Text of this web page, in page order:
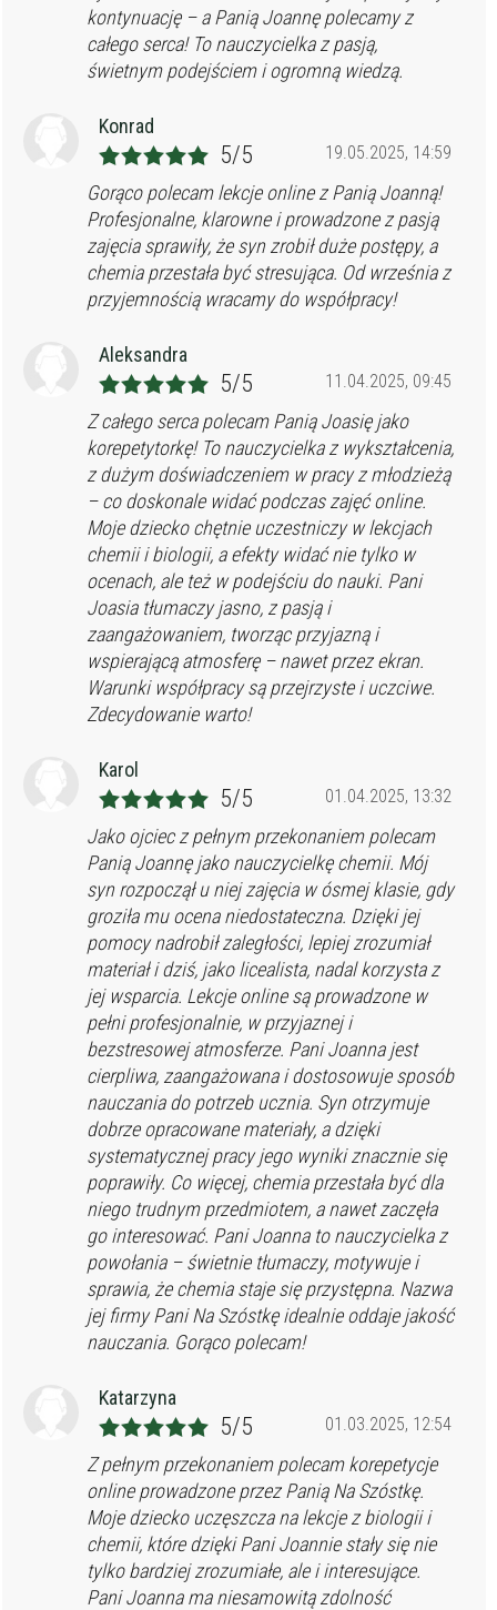
kontynuację – a Panią Joannę polecamy z
całego serca! To nauczycielka z pasją,
świetnym podejściem i ogromną wiedzą.
Konrad
19.05.2025, 14:59
5/5
Gorąco polecam lekcje online z Panią Joanną!
Profesjonalne, klarowne i prowadzone z pasją
zajęcia sprawiły, że syn zrobił duże postępy, a
chemia przestała być stresująca. Od września z
przyjemnością wracamy do współpracy!
Aleksandra
11.04.2025, 09:45
5/5
Z całego serca polecam Panią Joasię jako
korepetytorkę! To nauczycielka z wykształcenia,
z dużym doświadczeniem w pracy z młodzieżą
– co doskonale widać podczas zajęć online.
Moje dziecko chętnie uczestniczy w lekcjach
chemii i biologii, a efekty widać nie tylko w
ocenach, ale też w podejściu do nauki. Pani
Joasia tłumaczy jasno, z pasją i
zaangażowaniem, tworząc przyjazną i
wspierającą atmosferę – nawet przez ekran.
Warunki współpracy są przejrzyste i uczciwe.
Zdecydowanie warto!
Karol
01.04.2025, 13:32
5/5
Jako ojciec z pełnym przekonaniem polecam
Panią Joannę jako nauczycielkę chemii. Mój
syn rozpoczął u niej zajęcia w ósmej klasie, gdy
groziła mu ocena niedostateczna. Dzięki jej
pomocy nadrobił zaległości, lepiej zrozumiał
materiał i dziś, jako licealista, nadal korzysta z
jej wsparcia. Lekcje online są prowadzone w
pełni profesjonalnie, w przyjaznej i
bezstresowej atmosferze. Pani Joanna jest
cierpliwa, zaangażowana i dostosowuje sposób
nauczania do potrzeb ucznia. Syn otrzymuje
dobrze opracowane materiały, a dzięki
systematycznej pracy jego wyniki znacznie się
poprawiły. Co więcej, chemia przestała być dla
niego trudnym przedmiotem, a nawet zaczęła
go interesować. Pani Joanna to nauczycielka z
powołania – świetnie tłumaczy, motywuje i
sprawia, że chemia staje się przystępna. Nazwa
jej firmy Pani Na Szóstkę idealnie oddaje jakość
nauczania. Gorąco polecam!
Katarzyna
01.03.2025, 12:54
5/5
Z pełnym przekonaniem polecam korepetycje
online prowadzone przez Panią Na Szóstkę.
Moje dziecko uczęszcza na lekcje z biologii i
chemii, które dzięki Pani Joannie stały się nie
tylko bardziej zrozumiałe, ale i interesujące.
Pani Joanna ma niesamowitą zdolność